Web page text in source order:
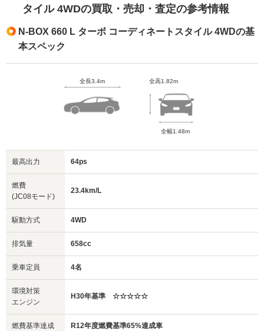
タイル 4WDの買取・売却・査定の参考情報
N-BOX 660 L ターボ コーディネートスタイル 4WDの基
本スペック
全長3.4m 全高1.82m
全幅1.48m
最高出力 64ps
燃費
(JC08モード)
23.4km/L
駆動方式 4WD
排気量 658cc
乗車定員 4名
環境対策
エンジン
H30年基準 ☆☆☆☆☆
燃費基準達成 R12年度燃費基準65%達成車